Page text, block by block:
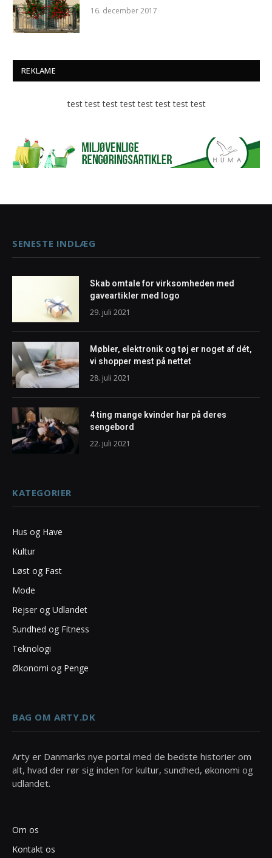
16. december 2017
REKLAME
test test test test test test test test
SENESTE INDLÆG
Skab omtale for virksomheden med
gaveartikler med logo
29. juli 2021
Møbler, elektronik og tøj er noget af dét,
vi shopper mest på nettet
28. juli 2021
4 ting mange kvinder har på deres
sengebord
22. juli 2021
KATEGORIER
Hus og Have
Kultur
Løst og Fast
Mode
Rejser og Udlandet
Sundhed og Fitness
Teknologi
Økonomi og Penge
BAG OM ARTY.DK
Arty er Danmarks nye portal med de bedste historier om
alt, hvad der rør sig inden for kultur, sundhed, økonomi og
udlandet.
Om os
Kontakt os